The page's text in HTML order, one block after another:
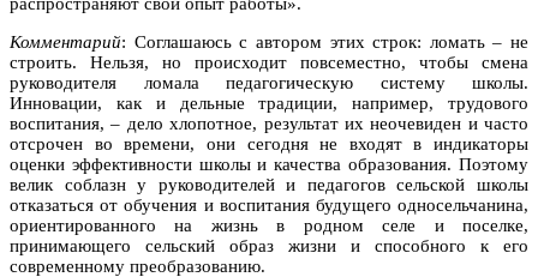
Комментарий: Соглашаюсь с автором этих строк: ломать – не
строить. Нельзя, но происходит повсеместно, чтобы смена
руководителя ломала педагогическую систему школы.
Инновации, как и дельные традиции, например, трудового
воспитания, – дело хлопотное, результат их неочевиден и часто
отсрочен во времени, они сегодня не входят в индикаторы
оценки эффективности школы и качества образования. Поэтому
велик соблазн у руководителей и педагогов сельской школы
отказаться от обучения и воспитания будущего односельчанина,
ориентированного на жизнь в родном селе и поселке,
принимающего сельский образ жизни и способного к его
современному преобразованию.